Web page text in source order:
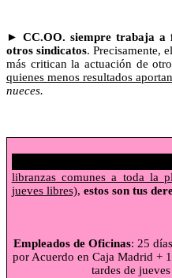
► CC.OO. siempre trabaja a
otros sindicatos. Precisamente,
más critican la actuación de
quienes menos resultados
nueces.
libranzas comunes a toda la
jueves libres), estos son tus
Empleados de Oficinas: 25
por Acuerdo en Caja Madrid +
tardes de